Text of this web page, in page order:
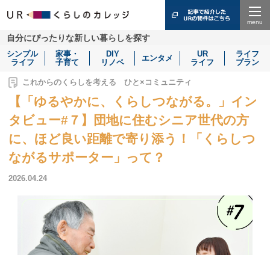
自分にぴったりな新しい暮らしを探す
シンプル
ライフ
家事・
子育て
DIY
リノベ
エンタメ
UR
ライフ
ライフ
プラン
これからのくらしを考える ひと×コミュニティ
【「ゆるやかに、くらしつながる。」イン
タビュー#７】団地に住むシニア世代の方
に、ほど良い距離で寄り添う！「くらしつ
ながるサポーター」って？
2026.04.24